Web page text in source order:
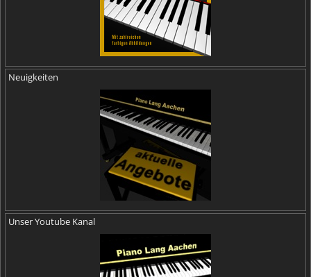
Neuigkeiten
Unser Youtube Kanal